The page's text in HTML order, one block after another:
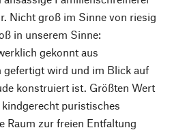
Nicht groß im Sinne von riesig
in unserem Sinne:
gekonnt aus
gefertigt wird und im Blick auf
konstruiert ist. Größten Wert
puristisches
Raum zur freien Entfaltung